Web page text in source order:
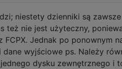
niestety dzienniki są
też nie jest użyteczny,
FCPX. Jednak po ponownym
wyjściowe ps. Należy
jednego dysku zewnętrznego i